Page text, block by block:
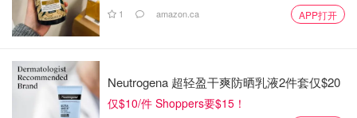
1 amazon.ca APP打开
Neutrogena 超轻盈干爽防晒乳液2件套仅$20
仅$10/件 Shoppers要$15！